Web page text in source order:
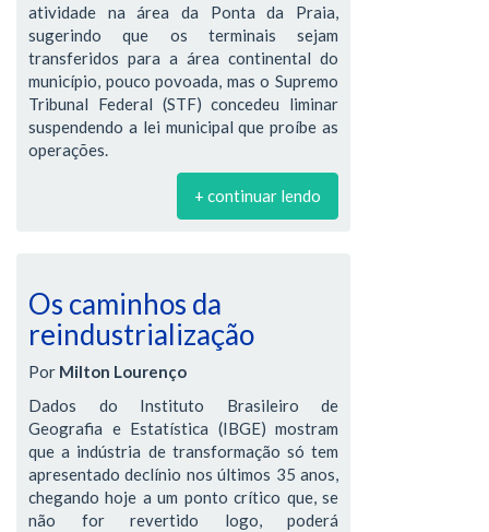
atividade na área da Ponta da Praia,
sugerindo que os terminais sejam
transferidos para a área continental do
município, pouco povoada, mas o Supremo
Tribunal Federal (STF) concedeu liminar
suspendendo a lei municipal que proíbe as
operações.
+ continuar lendo
Os caminhos da
reindustrialização
Por Milton Lourenço
Dados do Instituto Brasileiro de
Geografia e Estatística (IBGE) mostram
que a indústria de transformação só tem
apresentado declínio nos últimos 35 anos,
chegando hoje a um ponto crítico que, se
não for revertido logo, poderá